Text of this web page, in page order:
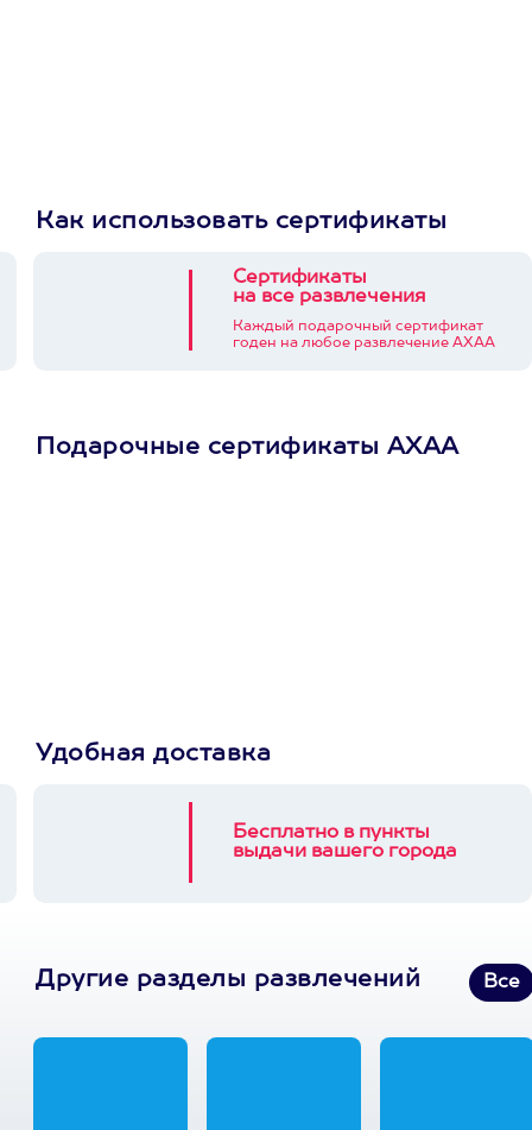
Как использовать сертификаты
Сертификаты
на все развлечения
Каждый подарочный сертификат
годен на любое развлечение АХАА
Подарочные сертификаты АХАА
Удобная доставка
Бесплатно в пункты
выдачи вашего города
Другие разделы развлечений Все